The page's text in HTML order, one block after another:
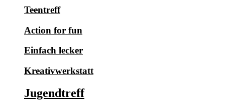
Teentreff
Action for fun
Einfach lecker
Kreativwerkstatt
Jugendtreff